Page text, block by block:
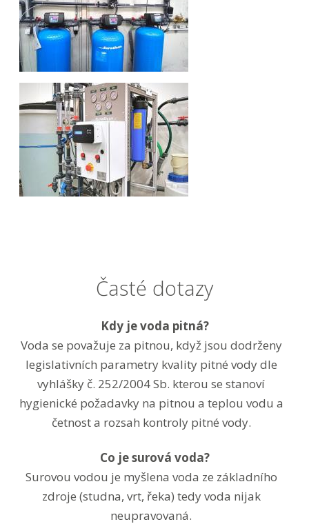
Časté dotazy
Kdy je voda pitná?
Voda se považuje za pitnou, když jsou dodrženy
legislativních parametry kvality pitné vody dle
vyhlášky č. 252/2004 Sb. kterou se stanoví
hygienické požadavky na pitnou a teplou vodu a
četnost a rozsah kontroly pitné vody.
Co je surová voda?
Surovou vodou je myšlena voda ze základního
zdroje (studna, vrt, řeka) tedy voda nijak
neupravovaná.